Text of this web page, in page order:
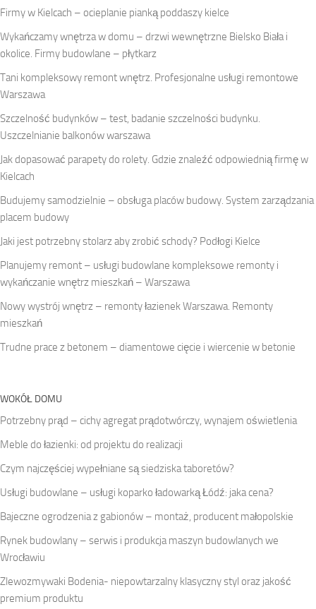
Firmy w Kielcach – ocieplanie pianką poddaszy kielce
Wykańczamy wnętrza w domu – drzwi wewnętrzne Bielsko Biała i
okolice. Firmy budowlane – płytkarz
Tani kompleksowy remont wnętrz. Profesjonalne usługi remontowe
Warszawa
Szczelność budynków – test, badanie szczelności budynku.
Uszczelnianie balkonów warszawa
Jak dopasować parapety do rolety. Gdzie znaleźć odpowiednią firmę w
Kielcach
Budujemy samodzielnie – obsługa placów budowy. System zarządzania
placem budowy
Jaki jest potrzebny stolarz aby zrobić schody? Podłogi Kielce
Planujemy remont – usługi budowlane kompleksowe remonty i
wykańczanie wnętrz mieszkań – Warszawa
Nowy wystrój wnętrz – remonty łazienek Warszawa. Remonty
mieszkań
Trudne prace z betonem – diamentowe cięcie i wiercenie w betonie
WOKÓŁ DOMU
Potrzebny prąd – cichy agregat prądotwórczy, wynajem oświetlenia
Meble do łazienki: od projektu do realizacji
Czym najczęściej wypełniane są siedziska taboretów?
Usługi budowlane – usługi koparko ładowarką Łódź: jaka cena?
Bajeczne ogrodzenia z gabionów – montaż, producent małopolskie
Rynek budowlany – serwis i produkcja maszyn budowlanych we
Wrocławiu
Zlewozmywaki Bodenia- niepowtarzalny klasyczny styl oraz jakość
premium produktu